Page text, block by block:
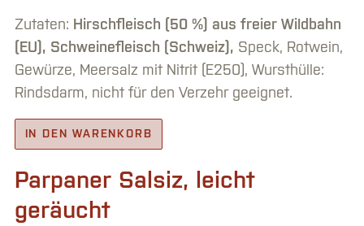
Zutaten: Hirschfleisch (50 %) aus freier Wildbahn
(EU), Schweinefleisch (Schweiz), Speck, Rotwein,
Gewürze, Meersalz mit Nitrit (E250), Wursthülle:
Rindsdarm, nicht für den Verzehr geeignet.
IN DEN WARENKORB
Parpaner Salsiz, leicht
geräucht